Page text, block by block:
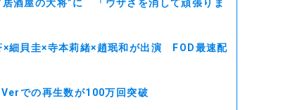
居酒屋の大将”に 「ウザさを消して頑張りま
×細貝圭×寺本莉緒×趙珉和が出演 FOD最速配
での再生数が100万回突破